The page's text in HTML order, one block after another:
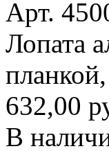
Арт.
Лопата
632,00
В